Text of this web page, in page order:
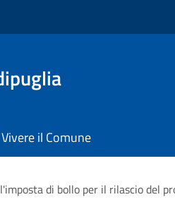
Vivere il Comune
di bollo per il rilascio del